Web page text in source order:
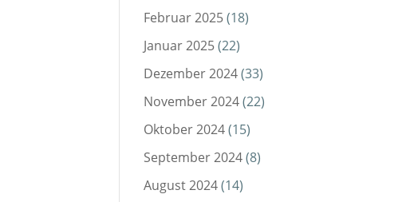
Februar 2025(18)
Januar 2025(22)
Dezember 2024(33)
November 2024(22)
Oktober 2024(15)
September 2024(8)
August 2024(14)